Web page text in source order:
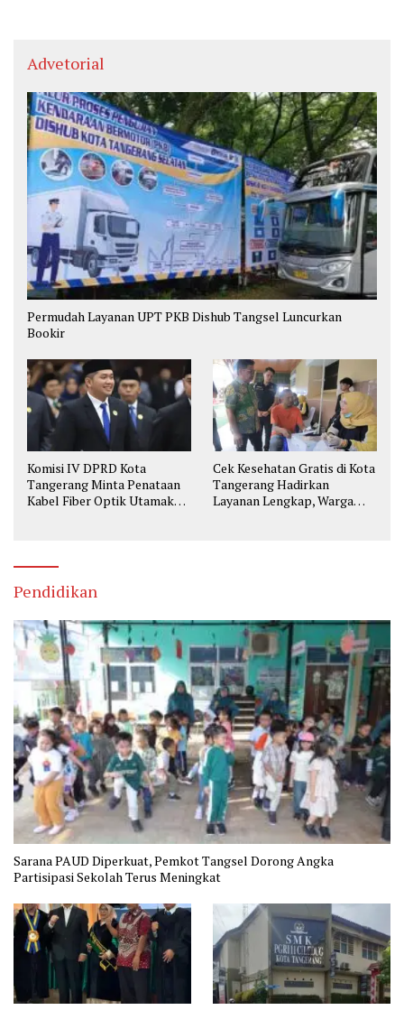
Advetorial
Permudah Layanan UPT PKB Dishub Tangsel Luncurkan
Bookir
Komisi IV DPRD Kota
Tangerang Minta Penataan
Kabel Fiber Optik Utamakan
Cek Kesehatan Gratis di Kota
Tangerang Hadirkan
Layanan Lengkap, Warga
Pendidikan
Sarana PAUD Diperkuat, Pemkot Tangsel Dorong Angka
Partisipasi Sekolah Terus Meningkat